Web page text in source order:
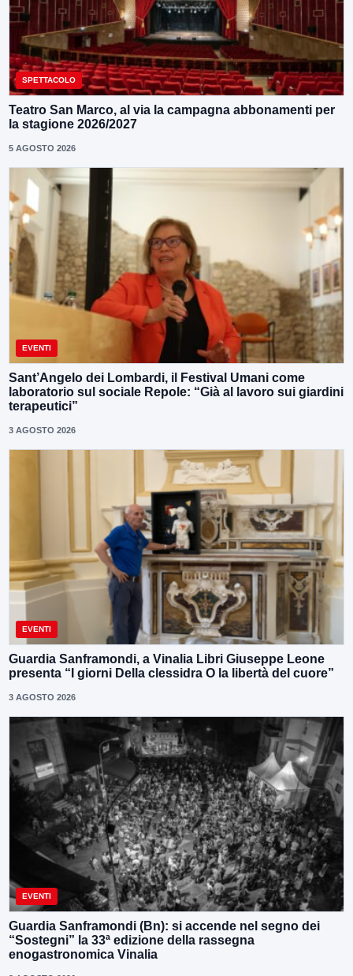
SPETTACOLO
Teatro San Marco, al via la campagna abbonamenti per
la stagione 2026/2027
5 AGOSTO 2026
EVENTI
Sant’Angelo dei Lombardi, il Festival Umani come
laboratorio sul sociale Repole: “Già al lavoro sui giardini
terapeutici”
3 AGOSTO 2026
EVENTI
Guardia Sanframondi, a Vinalia Libri Giuseppe Leone
presenta “I giorni Della clessidra O la libertà del cuore”
3 AGOSTO 2026
EVENTI
Guardia Sanframondi (Bn): si accende nel segno dei
“Sostegni” la 33ª edizione della rassegna
enogastronomica Vinalia